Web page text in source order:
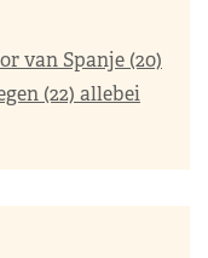
van Spanje (20)
(22) allebei